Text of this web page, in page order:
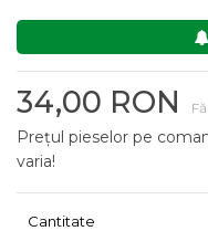
34,00 RON
Prețul pieselor pe
varia!
Cantitate